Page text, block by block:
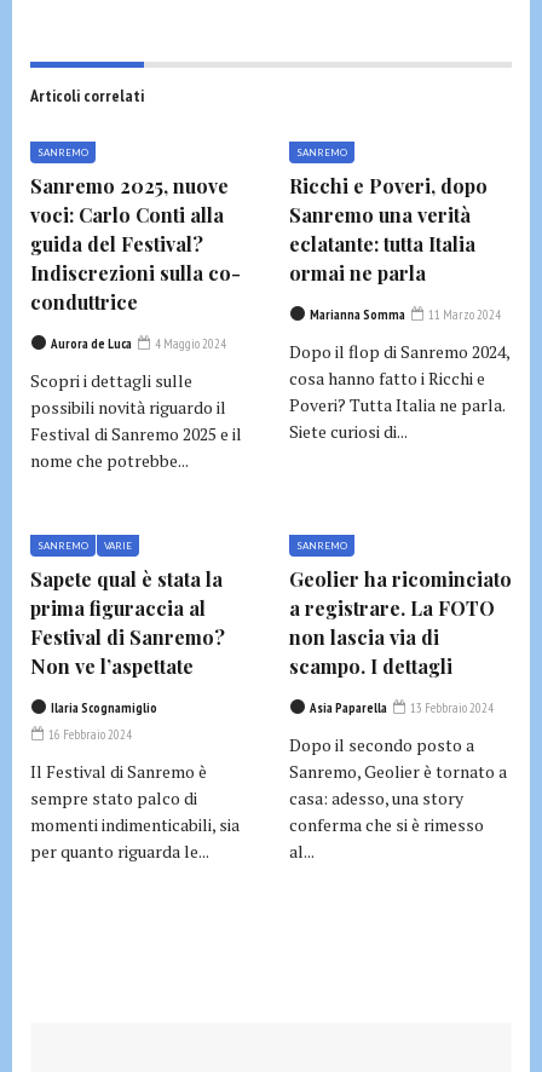
Articoli correlati
SANREMO
Sanremo 2025, nuove
voci: Carlo Conti alla
guida del Festival?
Indiscrezioni sulla co-
conduttrice
Aurora de Luca 4 Maggio 2024
Scopri i dettagli sulle
possibili novità riguardo il
Festival di Sanremo 2025 e il
nome che potrebbe...
SANREMO
Ricchi e Poveri, dopo
Sanremo una verità
eclatante: tutta Italia
ormai ne parla
Marianna Somma 11 Marzo 2024
Dopo il flop di Sanremo 2024,
cosa hanno fatto i Ricchi e
Poveri? Tutta Italia ne parla.
Siete curiosi di...
SANREMO VARIE
Sapete qual è stata la
prima figuraccia al
Festival di Sanremo?
Non ve l’aspettate
Ilaria Scognamiglio
16 Febbraio 2024
Il Festival di Sanremo è
sempre stato palco di
momenti indimenticabili, sia
per quanto riguarda le...
SANREMO
Geolier ha ricominciato
a registrare. La FOTO
non lascia via di
scampo. I dettagli
Asia Paparella 13 Febbraio 2024
Dopo il secondo posto a
Sanremo, Geolier è tornato a
casa: adesso, una story
conferma che si è rimesso
al...